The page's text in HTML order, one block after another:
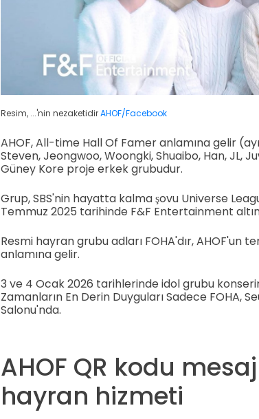
Resim, ...'nin nezaketidirAHOF/Facebook
AHOF, All-time Hall Of Famer anlamına gelir
Steven, Jeongwoo, Woongki, Shuaibo, Han, JL,
Güney Kore proje erkek grubudur.
Grup, SBS'nin hayatta kalma şovu Universe
Temmuz 2025 tarihinde F&F Entertainment
Resmi hayran grubu adları FOHA'dır, AHOF'un
anlamına gelir.
3 ve 4 Ocak 2026 tarihlerinde idol grubu
Zamanların En Derin Duyguları Sadece FOHA,
Salonu'nda.
AHOF QR kodu
hayran hizmeti